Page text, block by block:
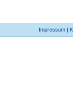
Impressum |